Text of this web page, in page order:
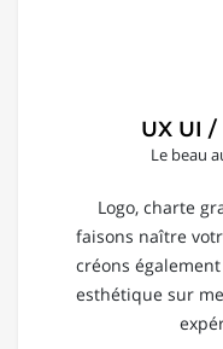
UX UI
Le beau
Logo, charte
faisons naître
créons
esthétique sur